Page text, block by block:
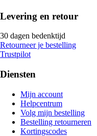
Levering en retour
30 dagen bedenktijd
Retourneer je bestelling
Trustpilot
Diensten
Mijn account
Helpcentrum
Volg mijn bestelling
Bestelling retourneren
Kortingscodes